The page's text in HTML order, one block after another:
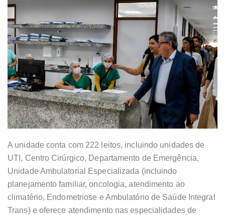
A unidade conta com 222 leitos, incluindo unidades de
UTI, Centro Cirúrgico, Departamento de Emergência,
Unidade Ambulatorial Especializada (incluindo
planejamento familiar, oncologia, atendimento ao
climatério, Endometriose e Ambulatório de Saúde Integral
Trans) e oferece atendimento nas especialidades de